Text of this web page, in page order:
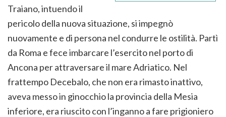
Traiano, intuendo il
pericolo della nuova situazione, si impegnò
nuovamente e di persona nel condurre le ostilità. Partì
da Roma e fece imbarcare l’esercito nel porto di
Ancona per attraversare il mare Adriatico. Nel
frattempo Decebalo, che non era rimasto inattivo,
aveva messo in ginocchio la provincia della Mesia
inferiore, era riuscito con l’inganno a fare prigioniero